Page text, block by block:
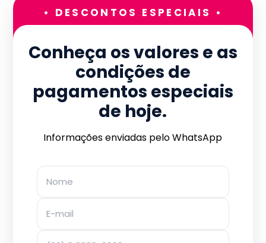
• DESCONTOS ESPECIAIS •
Conheça os valores e as
condições de
pagamentos especiais
de hoje.
Informações enviadas pelo WhatsApp